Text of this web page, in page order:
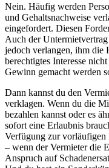
Nein. Häufig werden
und Gehaltsnachweise
eingefordert. Diesen
Auch der
jedoch verlangen, ihm die
berechtigtes Interesse
Gewinn gemacht werden
Dann kannst du den
verklagen. Wenn du die
bezahlen kannst oder es
sofort eine Erlaubnis
Verfügung zur vorläufigen
– wenn der Vermieter die
Anspruch auf